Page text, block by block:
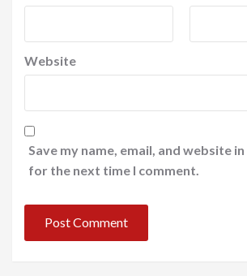
Website
Save my name, email, and website
for the next time I comment.